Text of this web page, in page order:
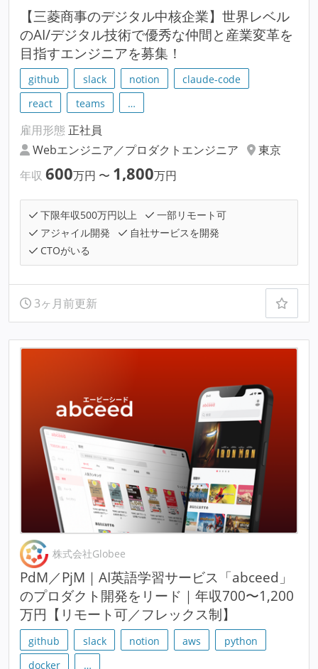
【三菱商事のデジタル中核企業】世界レベル
のAI/デジタル技術で優秀な仲間と産業変革を
目指すエンジニアを募集！
github slack notion
claude-code
react
teams …
雇用形態 正社員
Webエンジニア／プロダクトエンジニア
東京
年収 600万円 〜 1,800万円
下限年収500万円以上
一部リモート可
アジャイル開発
自社サービスを開発
CTOがいる
3ヶ月前更新
株式会社Globee
PdM／PjM｜AI英語学習サービス「abceed」
のプロダクト開発をリード｜年収700〜1,200
万円【リモート可／フレックス制】
github slack notion aws
python
docker
…